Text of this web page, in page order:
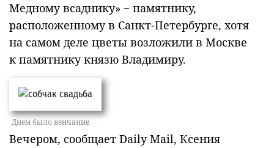
Медному всаднику» − памятнику,
расположенному в Санкт-Петербурге, хотя
на самом деле цветы возложили в Москве
к памятнику князю Владимиру.
Днем было венчание
Вечером, сообщает Daily Mail, Ксения